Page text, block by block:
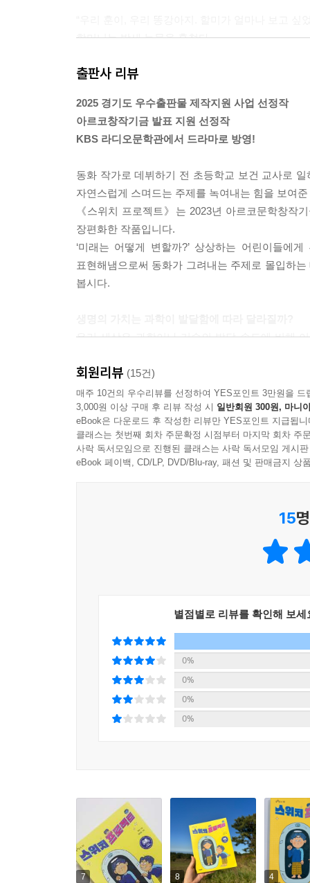
할머니는 밤새 눈물을 훔쳤다.
“야~야~야~할머니가 어때서~ 할머니도 사랑할 수
---pp.29~30
복제인간 훈이가 아빠, 엄마를 끌어안았다. 일곱
“아빠, 엄마, 사랑해요.”
“그래, 훈이야. 아빠, 엄마도 너를 정말 사랑해.”
“저 절대 버리지 말아요.”
---p.41
복제인간 훈이는 교육받은 대로 당연히 자신도 인
인해 할머니 집이 아닌 부모 님의 집으로 배송되
“무슨 소리야? 내가 진짜야. 네가 복제인간이겠지.”
화가 난 훈이는 복제인간 훈이를 떠밀었다. 둘은
했다.
“어떻게 이런 일이 생겼지? 누가 진짜인 거야?”
---p.64
복제인간 훈이가 갑자기 바닥에 철퍼덕 주저앉았다.
훈이 : 난 엄마, 아빠랑 바다로 여행 가서 수영도
미고 싶어. 난 하고 싶은 게 많다고. 나도 꿈이 있
“그러니까. 내가 너보고 계속 가짜라고 한 거.”
정적이 흘렀다. 누워 있는 복제인간 훈이의 숨소
“미안해. 우린 가족인데 내가 너에게 너무 못되게
출판사 리뷰
2025 경기도 우수출판물 제작지원 사업 선정작
아르코창작기금 발표 지원 선정작
KBS 라디오문학관에서 드라마로 방영!
동화 작가로 데뷔하기 전 초등학교 보건 교사로
자연스럽게 스며드는 주제를 녹여내는 힘을 보여
《스위치 프로젝트》는 2023년 아르코문학창작
장편화한 작품입니다.
‘미래는 어떻게 변할까?’ 상상하는 어린이들에
표현해냄으로써 동화가 그려내는 주제로 몰입하
봅시다.
우리 세상은 과학이나 기술의 발달 속도에 비해
《스위치 프로젝트》는 초등 중학년 대상의 과학
정상적인 출생과 성장 과정을 겪지 않은 복제인
통해 전환하게 되는 가족의 이야기를 통해, 독립
누가 진짜고, 누가 가짜일까?
가족끼리도 정서적 연결이 느슨한 미래 시대. 다
훈이의 할머니는 혼자 살면서 적적한 마음을
며칠 동안은 훈이의 의도대로 학교의 원격 수
회원리뷰 (15건)
매주 10건의 우수리뷰를 선정하여 YES포인트 3만원을 드
3,000원 이상 구매 후 리뷰 작성 시 일반회원 300원, 마니
eBook은 다운로드 후 작성한 리뷰만 YES포인트 지급됩니
클래스는 첫번째 회차 주문확정 시점부터 마지막 회차 주
사락 독서모임으로 진행된 클래스는 사락 독서모임 게시
eBook 페이백, CD/LP, DVD/Blu-ray, 패션 및 판매금지 상
15
별점별로 리뷰를 확인해 보세
0%
0%
0%
0%
7 8 4